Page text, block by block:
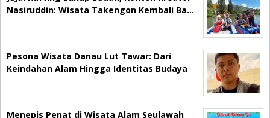
Nasiruddin: Wisata Takengon Kembali Ba…
Pesona Wisata Danau Lut Tawar: Dari
Keindahan Alam Hingga Identitas Budaya
Menepis Penat di Wisata Alam Seulawah